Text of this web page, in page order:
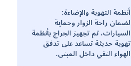
أنظمة التهوية والإضاءة:
لضمان راحة الزوار وحماية
السيارات، تم تجهيز الجراج بأنظمة
تهوية حديثة تساعد على تدفق
الهواء النقي داخل المبنى.